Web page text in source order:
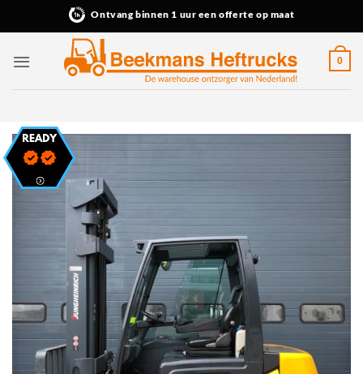
Ontvang binnen 1 uur een offerte op maat
0